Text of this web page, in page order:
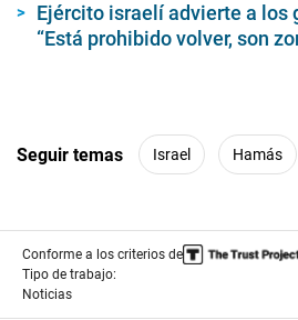
Ejército israelí advierte a los
“Está prohibido volver, son
Seguir temas Israel Hamás
Conforme a los criterios de
Tipo de trabajo:
Noticias